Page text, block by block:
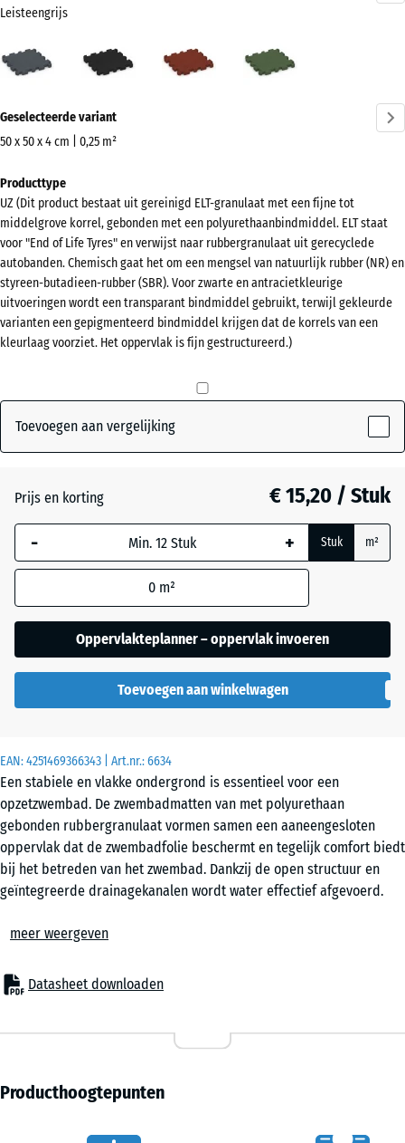
EAN:4251469366343 | Art.nr.:6634
Een stabiele en vlakke ondergrond is essentieel voor een
opzetzwembad. De zwembadmatten van met polyurethaan
gebonden rubbergranulaat vormen samen een aaneengesloten
oppervlak dat de zwembadfolie beschermt en tegelijk comfort biedt
bij het betreden van het zwembad. Dankzij de open structuur en
geïntegreerde drainagekanalen wordt water effectief afgevoerd.
De tegels zijn rondom voorzien van een nauwkeurig puzzelsysteem,
samenhangend oppervlak zonder dat verlijmen of schroeven nodig
is. Ook een randafwerking is doorgaans overbodig. De elementen
zonder moeite worden verwijderd.
Voor een duurzaam resultaat is een stabiele draaglaag nodig.
Geschikt zijn bijvoorbeeld beton, asfalt of klinkerbestrating, maar
meer weergeven
Datasheet downloaden
Leisteengrijs
Leisteengrijs
(active)
Baksteenrood
informatie
over
kleuren?
Kleurenpalet
weergeven
Leisteengrijs(active)
Antraciet - € 0,50
Geselecteerde variant
50 x 50 x 4 cm | 0,25 m²
voor
verzending
540
x
540
x
40
mm
blauw omlijnde
afmeting wordt
(tenzij anders
aangegeven in de
50
cm
|
0,25
50
x
50
x 3
cm
|
m²
- € 3,50
Producttype
UZ (Dit product bestaat uit gereinigd ELT-granulaat met een fijne tot
middelgrove korrel, gebonden met een polyurethaanbindmiddel. ELT staat
voor "End of Life Tyres" en verwijst naar rubbergranulaat uit gerecyclede
autobanden. Chemisch gaat het om een mengsel van natuurlijk rubber (NR) en
styreen-butadieen-rubber (SBR). Voor zwarte en antracietkleurige
uitvoeringen wordt een transparant bindmiddel gebruikt, terwijl gekleurde
varianten een gepigmenteerd bindmiddel krijgen dat de korrels van een
kleurlaag voorziet. Het oppervlak is fijn gestructureerd.)
Toevoegen aan vergelijking
Prijs en korting € 15,20 / Stuk
- + Stuk m²
0 m²
Oppervlakteplanner – oppervlak invoeren
Toevoegen aan winkelwagen
Producthoogtepunten